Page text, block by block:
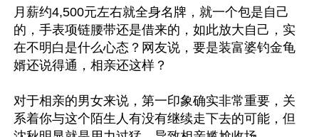
月薪约4,500元左右就全身名牌，就一个包是自己
的，手表项链腰带还是借来的，如此放大自己，实
在不明白是什么心态？网友说，要是装富婆钓金龟
婿还说得通，相亲还这样？
对于相亲的男女来说，第一印象确实非常重要，关
系着你与这个陌生人有没有继续走下去的可能，但